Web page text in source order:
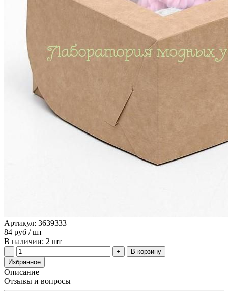
Артикул: 3639333
84 руб / шт
В наличии: 2 шт
В корзину
Избранное
Описание
Отзывы и вопросы